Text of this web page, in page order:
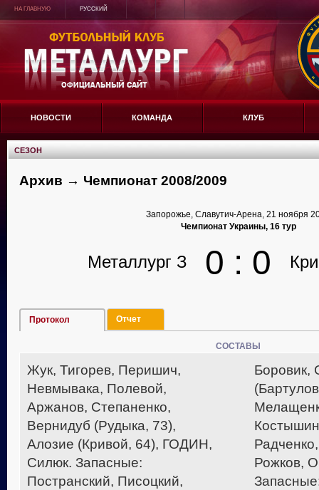
НА ГЛАВНУЮ РУССКИЙ
НОВОСТИ КОМАНДА КЛУБ
СЕЗОН
Архив → Чемпионат 2008/2009
Запорожье, Славутич-Арена, 21 ноября
Чемпионат Украины, 16 тур
Металлург З 0 : 0
Протокол Отчет
СОСТАВЫ
Жук, Тигорев, Перишич,
Невмывака, Полевой,
Аржанов, Степаненко,
Вернидуб (Рудыка, 73),
Алозие (Кривой, 64), ГОДИН,
Силюк. Запасные:
Постранский, Писоцкий,
Боровик,
Рожков,